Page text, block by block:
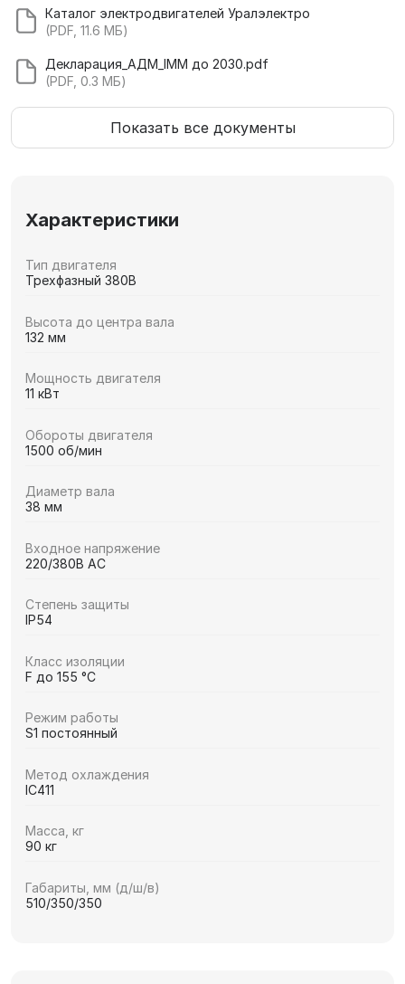
Каталог электродвигателей Уралэлектро
(PDF, 11.6 МБ)
Декларация_АДМ_IMM до 2030.pdf
(PDF, 0.3 МБ)
Показать все документы
Характеристики
Тип двигателя
Трехфазный 380В
Высота до центра вала
132 мм
Мощность двигателя
11 кВт
Обороты двигателя
1500 об/мин
Диаметр вала
38 мм
Входное напряжение
220/380В AC
Степень защиты
IP54
Класс изоляции
F до 155 °C
Режим работы
S1 постоянный
Метод охлаждения
IC411
Масса, кг
90 кг
Габариты, мм (д/ш/в)
510/350/350